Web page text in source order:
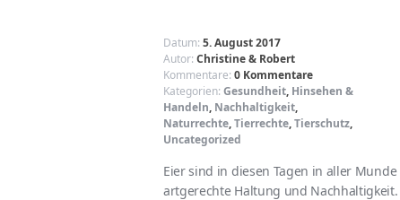
Datum: 5. August 2017
Autor: Christine & Robert
Kommentare: 0 Kommentare
Kategorien: Gesundheit, Hinsehen &
Handeln, Nachhaltigkeit,
Naturrechte,Tierrechte,Tierschutz,
Uncategorized
Eier sind in diesen Tagen in aller
artgerechte Haltung und